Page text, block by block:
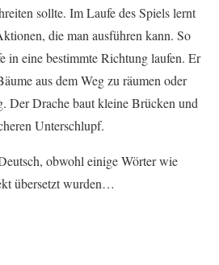
sollte. Im Laufe des Spiels lernt
die man ausführen kann. So
in eine bestimmte Richtung laufen. Er
aus dem Weg zu räumen oder
Der Drache baut kleine Brücken und
Unterschlupf.
obwohl einige Wörter wie
übersetzt wurden…